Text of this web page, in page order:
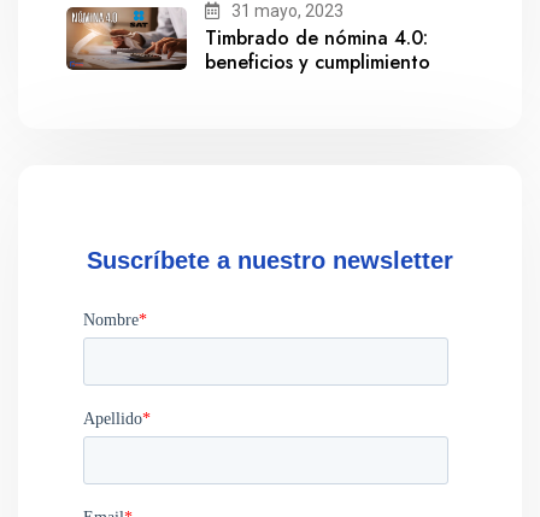
31 mayo, 2023
Timbrado de nómina 4.0:
beneficios y cumplimiento
Suscríbete a nuestro newsletter